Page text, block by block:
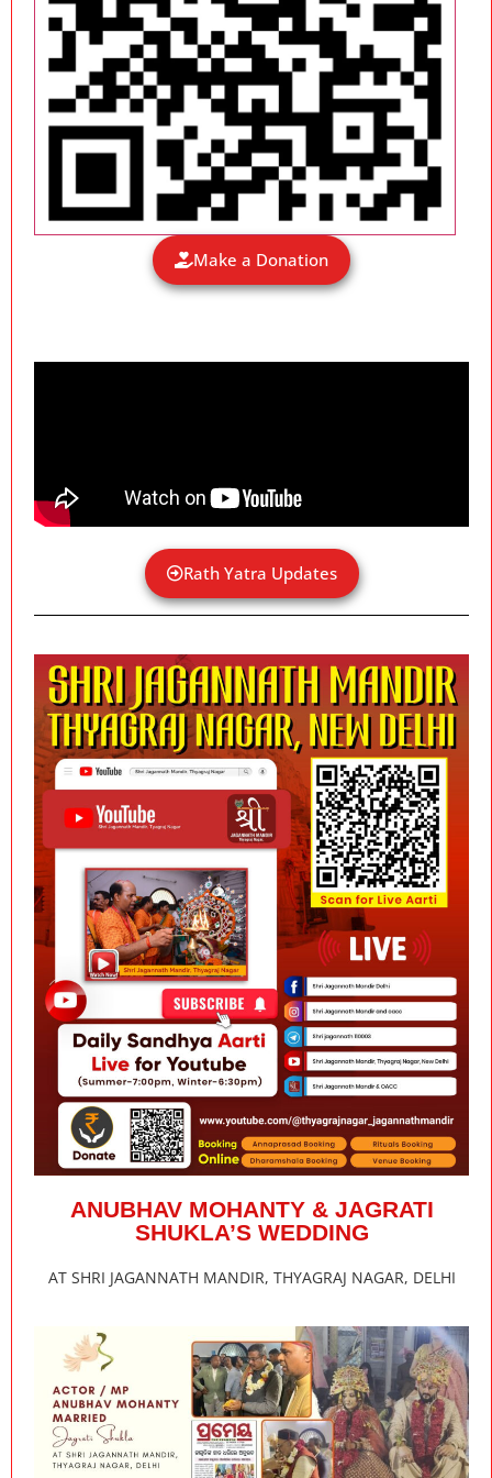
Make a Donation
Rath Yatra Updates
ANUBHAV MOHANTY & JAGRATI
SHUKLA’S WEDDING
AT SHRI JAGANNATH MANDIR, THYAGRAJ NAGAR, DELHI